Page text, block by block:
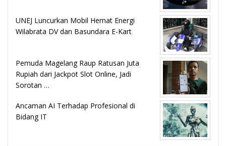
UNEJ Luncurkan Mobil Hemat Energi
Wilabrata DV dan Basundara E-Kart
Pemuda Magelang Raup Ratusan Juta
Rupiah dari Jackpot Slot Online, Jadi
Sorotan …
Ancaman AI Terhadap Profesional di
Bidang IT